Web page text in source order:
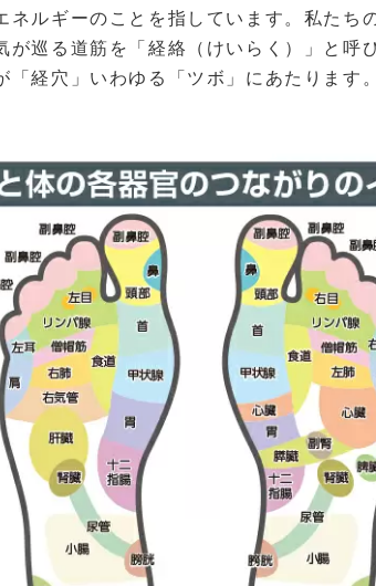
ネルギーのことを指しています。私たち
が巡る道筋を「経絡（けいらく）」と呼
経穴」いわゆる「ツボ」にあたります。